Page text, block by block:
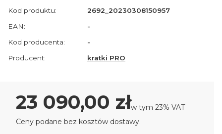
Kod produktu:
2692_20230308150957
EAN:
-
Kod producenta:
-
Producent:
kratki PRO
Cena
23 090,00 złw tym 23% VAT
w tym 23% VAT
Ceny podane bez kosztów dostawy.